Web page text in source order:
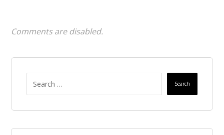
Comments are disabled.
Search